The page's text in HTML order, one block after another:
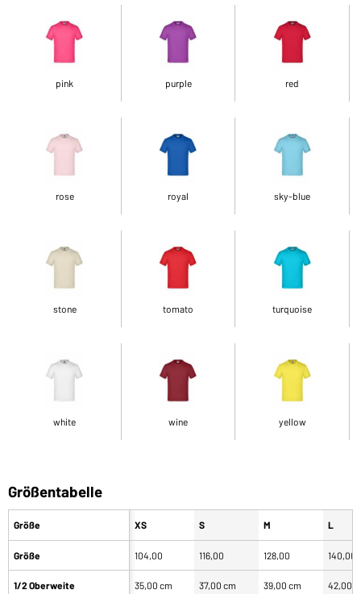
pink purple red
rose royal sky-blue
stone tomato turquoise
white wine yellow
Größentabelle
Größe
Größe
1/2 Oberweite
XS S M L
104,00 116,00 128,00 140,00
35,00 cm 37,00 cm 39,00 cm 42,00